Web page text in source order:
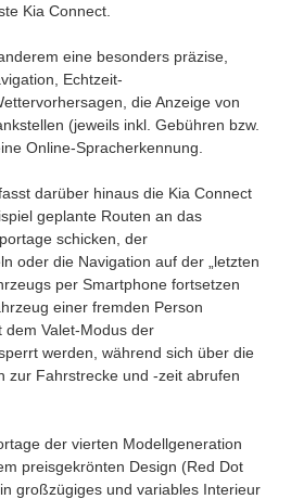
Kia Connect.
eine besonders präzise,
Echtzeit-
die Anzeige von
(jeweils inkl. Gebühren bzw.
Online-Spracherkennung.
darüber hinaus die Kia Connect
geplante Routen an das
schicken, der
oder die Navigation auf der „letzten
per Smartphone fortsetzen
einer fremden Person
dem Valet-Modus der
werden, während sich über die
zur Fahrstrecke und -zeit abrufen
der vierten Modellgeneration
preisgekrönten Design (Red Dot
großzügiges und variables Interieur